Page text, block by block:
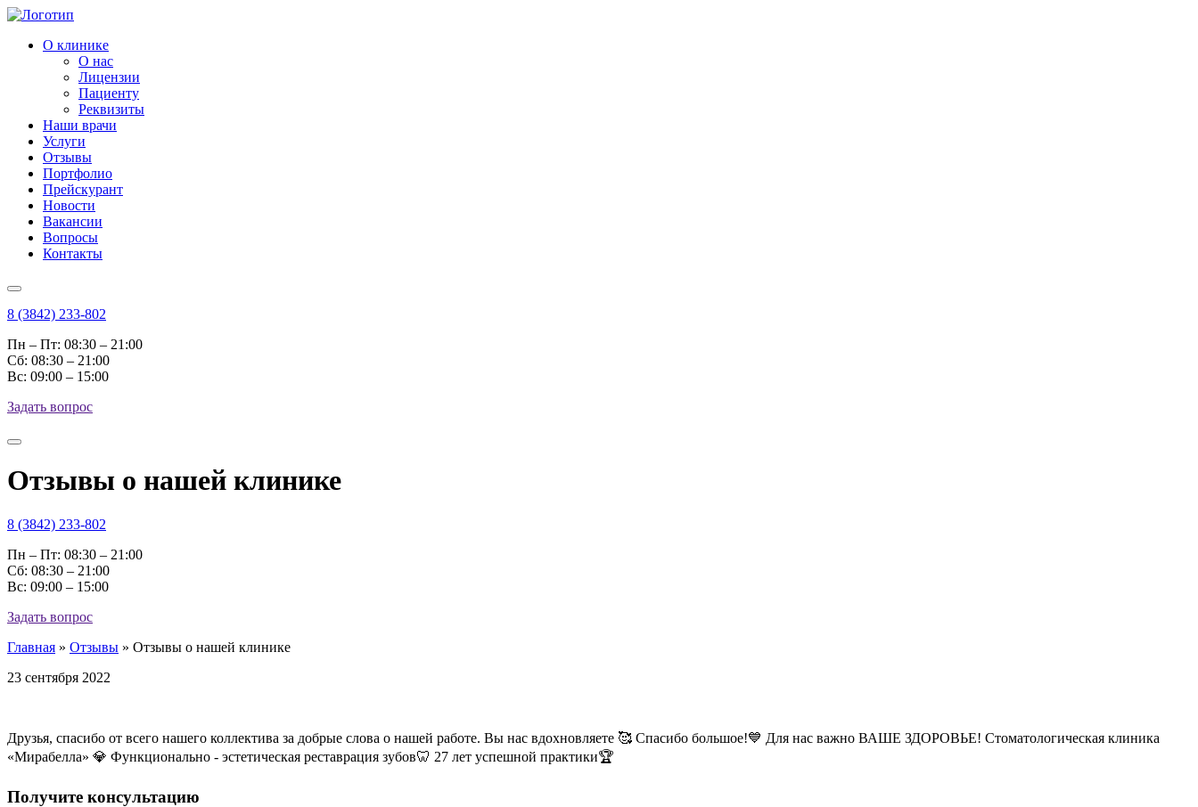
О клинике
О нас
Лицензии
Пациенту
Реквизиты
Наши врачи
Услуги
Отзывы
Портфолио
Прейскурант
Новости
Вакансии
Вопросы
Контакты
8 (3842) 233-802
Пн – Пт: 08:30 – 21:00
Cб: 08:30 – 21:00
Вс: 09:00 – 15:00
Задать вопрос
Отзывы о нашей клинике
8 (3842) 233-802
Пн – Пт: 08:30 – 21:00
Cб: 08:30 – 21:00
Вс: 09:00 – 15:00
Задать вопрос
Главная » Отзывы » Отзывы о нашей клинике
23 сентября 2022
Друзья, спасибо от всего нашего коллектива за добрые слова о нашей работе. Вы нас вдохновляете 🥰 Спасибо большое!💙 Для нас важно ВАШЕ ЗДОРОВЬЕ! Стоматологическая клиника
«Мирабелла» 💎 Функционально - эстетическая реставрация зубов🦷 27 лет успешной практики🏆
Получите консультацию